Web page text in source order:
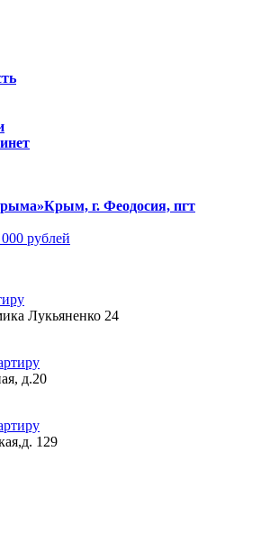
Крым, г. Феодосия, пгт
рублей
Лукьяненко 24
д.20
129